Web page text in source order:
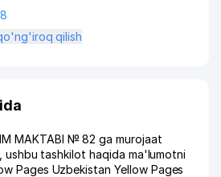
qo'ng'iroq qilish
MAKTABI № 82 ga murojaat
ushbu tashkilot haqida ma'lumotni
Pages Uzbekistan Yellow Pages